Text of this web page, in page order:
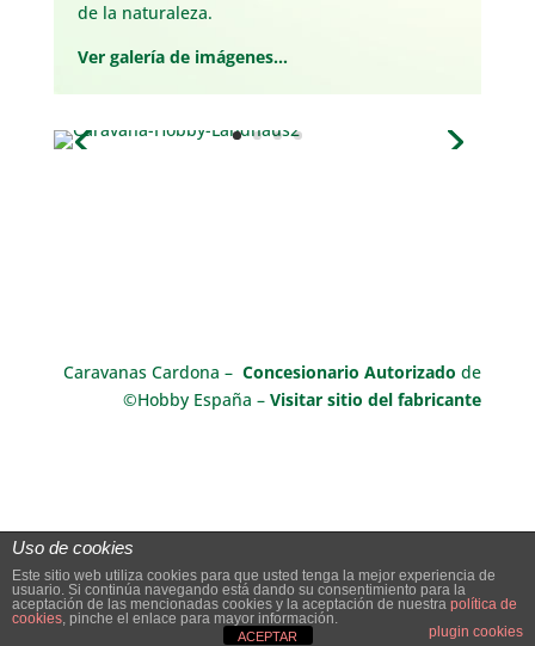
de la naturaleza.
Ver galería de imágenes…
Caravanas Cardona –Concesionario Autorizado de
©Hobby España – Visitar sitio del fabricante
© 2018-2019 Caravanas y Remolques Cardona SL
Uso de cookies
Este sitio web utiliza cookies para que usted tenga la mejor experiencia de
usuario. Si continúa navegando está dando su consentimiento para la
aceptación de las mencionadas cookies y la aceptación de nuestra política de
cookies, pinche el enlace para mayor información.
plugin cookies
ACEPTAR